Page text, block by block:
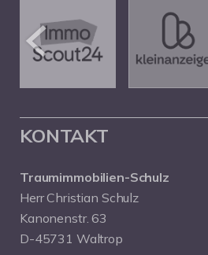
KONTAKT
Traumimmobilien-Schulz
Herr Christian Schulz
Kanonenstr. 63
D-45731 Waltrop